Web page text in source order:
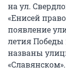
на ул.
«Енисей
появление
летия
названы
«Славянском».